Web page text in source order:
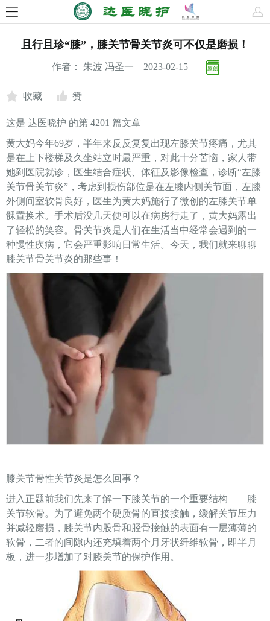
且行且珍“膝”，膝关节骨关节炎可不仅是磨损！
作者： 朱波 冯圣一 2023-02-15
收藏 赞
这是 达医晓护 的第 4201 篇文章
黄大妈今年69岁，半年来反反复复出现左膝关节疼痛，尤其
是在上下楼梯及久坐站立时最严重，对此十分苦恼，家人带
她到医院就诊，医生结合症状、体征及影像检查，诊断“左膝
关节骨关节炎”，考虑到损伤部位是在左膝内侧关节面，左膝
外侧间室软骨良好，医生为黄大妈施行了微创的左膝关节单
髁置换术。手术后没几天便可以在病房行走了，黄大妈露出
了轻松的笑容。骨关节炎是人们在生活当中经常会遇到的一
种慢性疾病，它会严重影响日常生活。今天，我们就来聊聊
膝关节骨关节炎的那些事！
膝关节骨性关节炎是怎么回事？
进入正题前我们先来了解一下膝关节的一个重要结构——膝
关节软骨。为了避免两个硬质骨的直接接触，缓解关节压力
并减轻磨损，膝关节内股骨和胫骨接触的表面有一层薄薄的
软骨，二者的间隙内还充填着两个月牙状纤维软骨，即半月
板，进一步增加了对膝关节的保护作用。